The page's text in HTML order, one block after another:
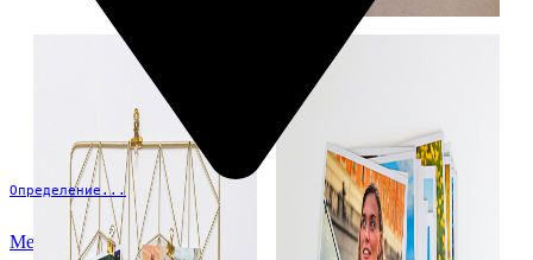
Определение...
Меню